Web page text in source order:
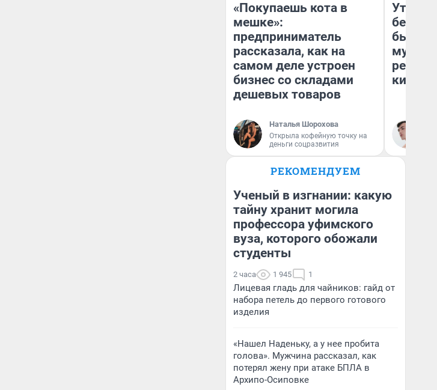
«Покупаешь кота в
мешке»:
предприниматель
рассказала, как на
самом деле устроен
бизнес со складами
дешевых товаров
Наталья Шорохова
Открыла кофейную точку на
деньги соцразвития
без
был
РЕКОМЕНДУЕМ
Ученый в изгнании: какую
тайну хранит могила
профессора уфимского
вуза, которого обожали
студенты
2 часа 1 945 1
Лицевая гладь для чайников: гайд от
набора петель до первого готового
изделия
«Нашел Наденьку, а у нее пробита
голова». Мужчина рассказал, как
потерял жену при атаке БПЛА в
Архипо-Осиповке